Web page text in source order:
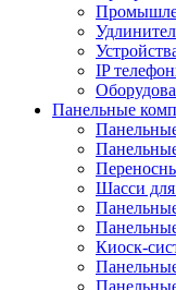
IP
Панельные
Шасси для
Киоск-